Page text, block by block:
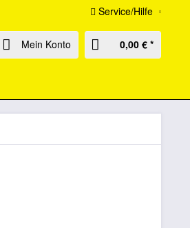
Service/Hilfe
Mein Konto 0,00 € *